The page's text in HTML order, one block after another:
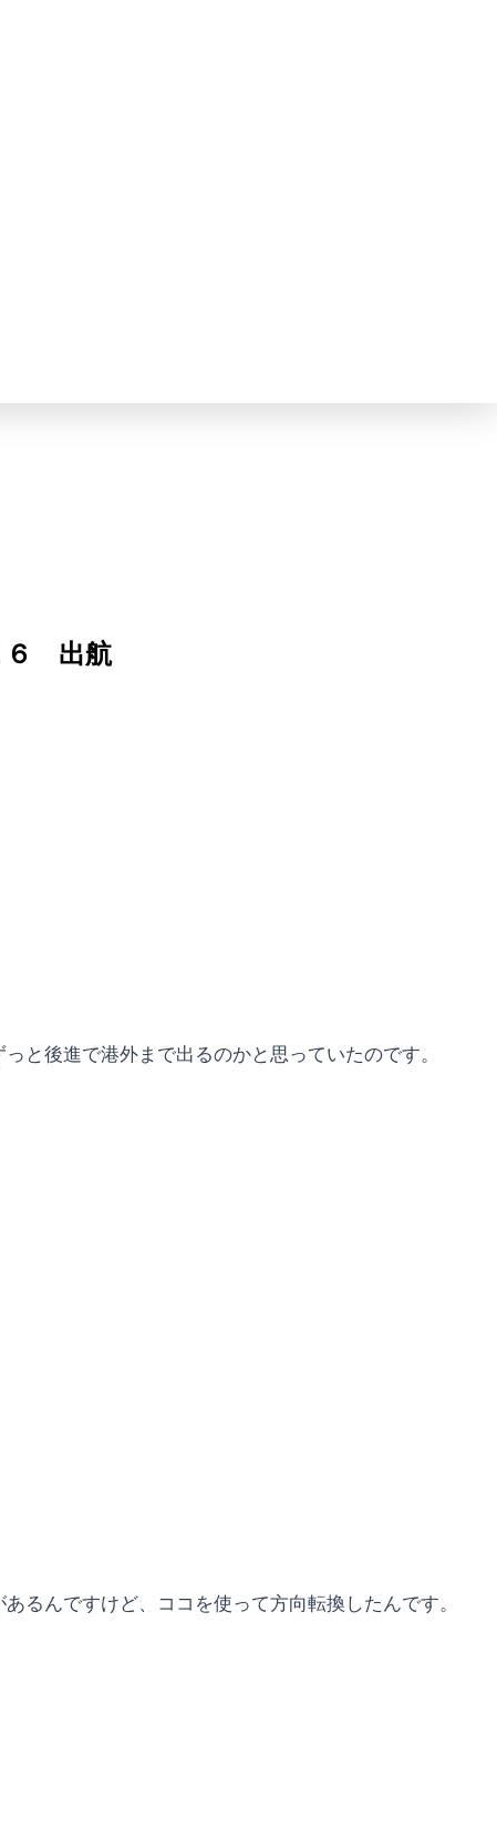
６ 出航
と後進で港外まで出るのかと思っていたのです。
るんですけど、ココを使って方向転換したんです。